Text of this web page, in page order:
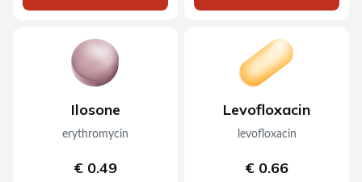
Ilosone
erythromycin
€ 0.49
Levofloxacin
levofloxacin
€ 0.66